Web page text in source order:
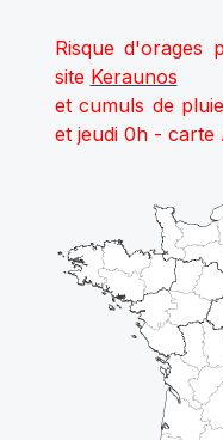
Risque d'orages
site Keraunos
et cumuls de
et jeudi 0h - carte